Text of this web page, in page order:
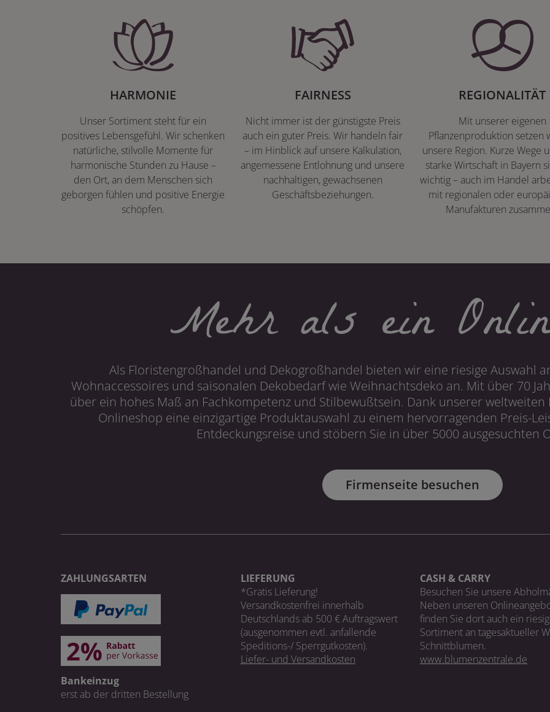
HARMONIE
Unser Sortiment steht für ein
positives Lebensgefühl. Wir schenken
natürliche, stilvolle Momente für
harmonische Stunden zu Hause –
den Ort, an dem Menschen sich
geborgen fühlen und positive Energie
schöpfen.
FAIRNESS
Nicht immer ist der günstigste Preis
auch ein guter Preis. Wir handeln fair
– im Hinblick auf unsere Kalkulation,
angemessene Entlohnung und unsere
nachhaltigen, gewachsenen
Geschäftsbeziehungen.
REGIONALITÄT
Mit unserer eigenen
Pflanzenproduktion setzen
unsere Region. Kurze Wege
starke Wirtschaft in Bayern
wichtig – auch im Handel
mit regionalen oder
Manufakturen
Mehr als ein
Als Floristengroßhandel und Dekogroßhandel bieten wir eine riesige Auswahl
Wohnaccessoires und saisonalen Dekobedarf wie Weihnachtsdeko an. Mit über 70
über ein hohes Maß an Fachkompetenz und Stilbewußtsein. Dank unserer
Onlineshop eine einzigartige Produktauswahl zu einem hervorragenden Preis-
Entdeckungsreise und stöbern Sie in über 5000 ausgesuchten
Firmenseite besuchen
ZAHLUNGSARTEN
Bankeinzug
erst ab der dritten Bestellung
LIEFERUNG
*Gratis Lieferung!
Versandkostenfrei innerhalb
Deutschlands ab 500 € Auftragswert
(ausgenommen evtl. anfallende
Speditions-/ Sperrgutkosten).
Liefer- und Versandkosten
CASH & CARRY
Besuchen Sie unsere
Neben unseren
finden Sie dort auch ein
Sortiment an tagesaktueller
Schnittblumen.
www.blumenzentrale.de